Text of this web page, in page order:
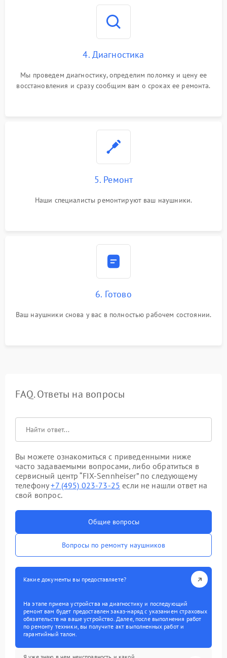
4. Диагностика
Мы проведем диагностику, определим поломку и цену ее
восстановления и сразу сообщим вам о сроках ее ремонта.
5. Ремонт
Наши специалисты ремонтируют ваш наушники.
6. Готово
Ваш наушники снова у вас в полностью рабочем состоянии.
FAQ. Ответы на вопросы
Вы можете ознакомиться с приведенными ниже
часто задаваемыми вопросами, либо обратиться в
сервисный центр “FIX-Sennheiser” по следующему
телефону+7 (495) 023-73-25 если не нашли ответ на
свой вопрос.
Общие вопросы
Вопросы по ремонту наушников
Какие документы вы предоставляете?
На этапе приема устройства на диагностику и последующий
ремонт вам будет предоставлен заказ-наряд с указанием страховых
обязательств на ваше устройство. Далее, после выполнения работ
по ремонту техники, вы получите акт выполненных работ и
гарантийный талон.